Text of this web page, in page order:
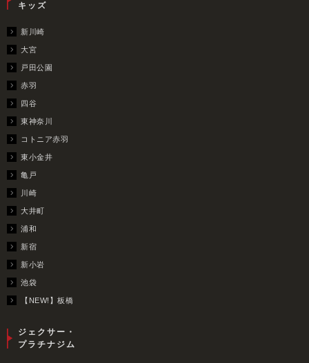
キッズ
新川崎
大宮
戸田公園
赤羽
四谷
東神奈川
コトニア赤羽
東小金井
亀戸
川崎
大井町
浦和
新宿
新小岩
池袋
【NEW!】板橋
ジェクサー・
プラチナジム